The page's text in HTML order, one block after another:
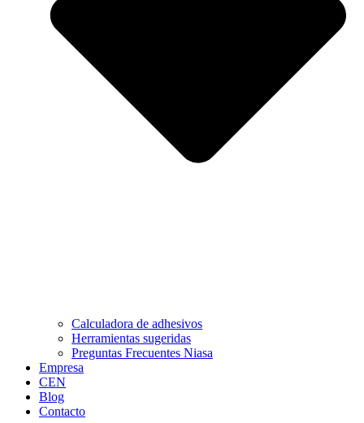
Calculadora de adhesivos
Herramientas sugeridas
Preguntas Frecuentes Niasa
Empresa
CEN
Blog
Contacto